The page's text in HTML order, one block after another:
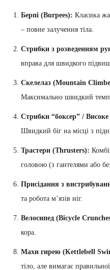
Берпі (Burpees): Класика
– повне залучення тіла.
Стрибки з розведенням
вправа для швидкого
Скелелаз (Mountain
Максимально швидкий темп.
Стрибки “боксер” /
Швидкий біг на місці з
Трастери (Thrusters):
головою (з гантелями або
Присідання з
та робота м’язів ніг.
Велосипед (Bicycle
кора.
Махи гирею (Kettlebell
тіло, але вимагає правильної